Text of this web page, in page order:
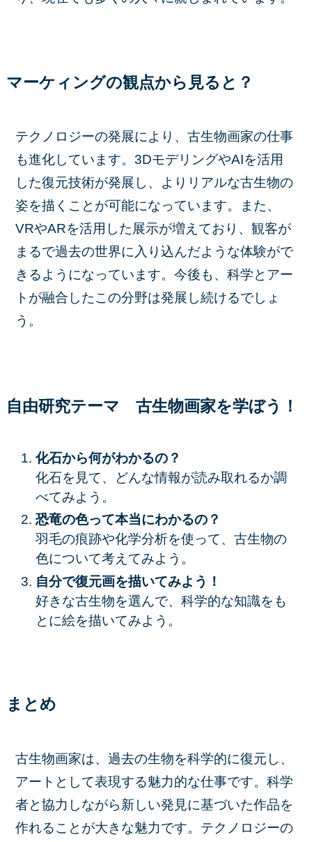
マーケィングの観点から見ると？
テクノロジーの発展により、古生物画家の仕事
も進化しています。3DモデリングやAIを活用
した復元技術が発展し、よりリアルな古生物の
姿を描くことが可能になっています。また、
VRやARを活用した展示が増えており、観客が
まるで過去の世界に入り込んだような体験がで
きるようになっています。今後も、科学とアー
トが融合したこの分野は発展し続けるでしょ
う。
自由研究テーマ 古生物画家を学ぼう！
化石から何がわかるの？
化石を見て、どんな情報が読み取れるか調
べてみよう。
恐竜の色って本当にわかるの？
羽毛の痕跡や化学分析を使って、古生物の
色について考えてみよう。
自分で復元画を描いてみよう！
好きな古生物を選んで、科学的な知識をも
とに絵を描いてみよう。
まとめ
古生物画家は、過去の生物を科学的に復元し、
アートとして表現する魅力的な仕事です。科学
者と協力しながら新しい発見に基づいた作品を
作れることが大きな魅力です。テクノロジーの